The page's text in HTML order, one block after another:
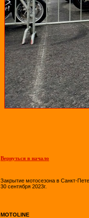
Вернуться в начало
Закрытие мотосезона в Санкт-
30 сентября 2023г.
MOTOLINE